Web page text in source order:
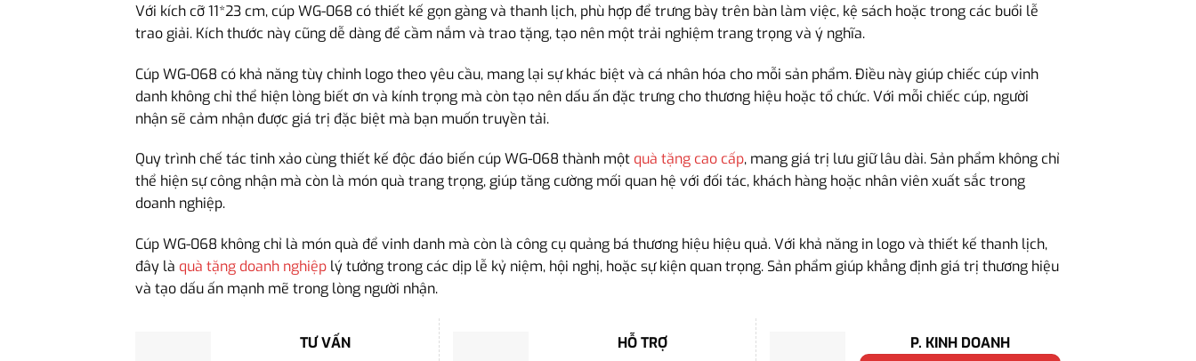
Với kích cỡ 11*23 cm, cúp WG-068 có thiết kế gọn gàng và thanh lịch, phù hợp để trưng bày trên bàn làm việc, kệ sách hoặc trong các buổi lễ
trao giải. Kích thước này cũng dễ dàng để cầm nắm và trao tặng, tạo nên một trải nghiệm trang trọng và ý nghĩa.
Cúp WG-068 có khả năng tùy chỉnh logo theo yêu cầu, mang lại sự khác biệt và cá nhân hóa cho mỗi sản phẩm. Điều này giúp chiếc cúp vinh
danh không chỉ thể hiện lòng biết ơn và kính trọng mà còn tạo nên dấu ấn đặc trưng cho thương hiệu hoặc tổ chức. Với mỗi chiếc cúp, người
nhận sẽ cảm nhận được giá trị đặc biệt mà bạn muốn truyền tải.
Quy trình chế tác tinh xảo cùng thiết kế độc đáo biến cúp WG-068 thành một quà tặng cao cấp, mang giá trị lưu giữ lâu dài. Sản phẩm không chỉ
thể hiện sự công nhận mà còn là món quà trang trọng, giúp tăng cường mối quan hệ với đối tác, khách hàng hoặc nhân viên xuất sắc trong
doanh nghiệp.
Cúp WG-068 không chỉ là món quà để vinh danh mà còn là công cụ quảng bá thương hiệu hiệu quả. Với khả năng in logo và thiết kế thanh lịch,
đây là quà tặng doanh nghiệp lý tưởng trong các dịp lễ kỷ niệm, hội nghị, hoặc sự kiện quan trọng. Sản phẩm giúp khẳng định giá trị thương hiệu
và tạo dấu ấn mạnh mẽ trong lòng người nhận.
TƯ VẤN HỖ TRỢ
P. KINH DOANH